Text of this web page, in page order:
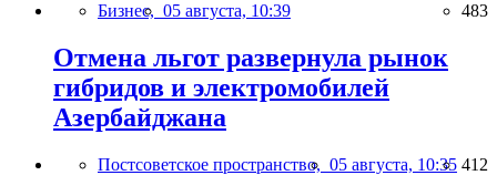
Бизнес, 05 августа, 10:39 483
Отмена льгот развернула рынок
гибридов и электромобилей
Азербайджана
Постсоветское пространство, 05 августа, 10:35 412